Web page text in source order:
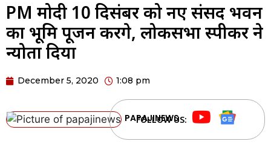
PM मोदी 10 दिसंबर को नए संसद भवन
का भूमि पूजन करेंगे, लोकसभा स्पीकर ने
न्योता दिया
December 5, 2020 1:08 pm
PAPAJINEWS
FOLLOW US: